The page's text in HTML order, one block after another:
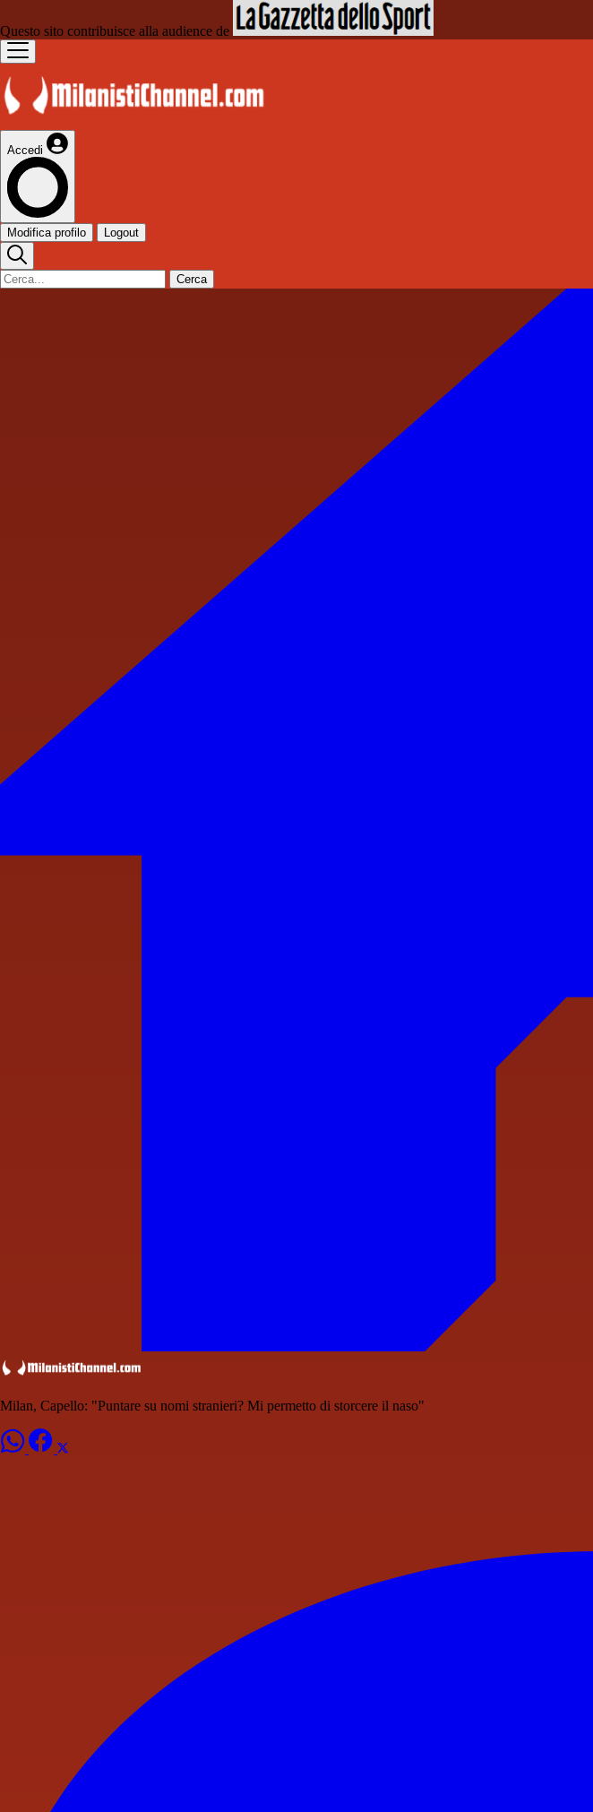
Questo sito contribuisce alla audience de
Accedi
Modifica profilo Logout
Cerca
Milan, Capello: "Puntare su nomi stranieri? Mi permetto di storcere il naso"